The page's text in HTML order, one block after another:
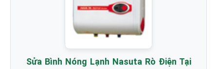
Sửa Bình Nóng Lạnh Nasuta Rò Điện Tại